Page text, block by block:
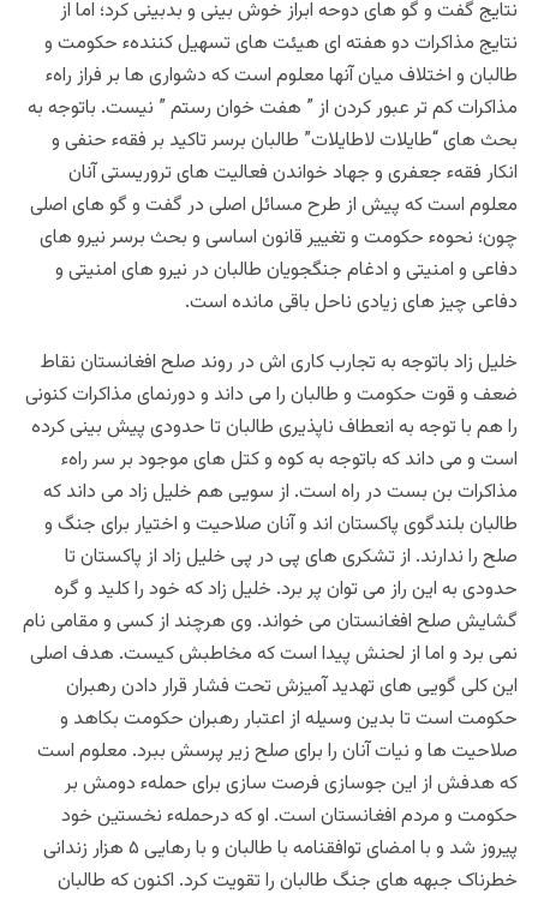
نتایج گفت و گو های دوحه ابراز خوش بینی و بدبینی کرد؛ اما از
نتایج مذاکرات دو هفته ای هیئت های تسهیل کنندهء حکومت و
طالبان و اختلاف میان آنها معلوم است که دشواری ها بر فراز راهء
مذاکرات کم تر عبور کردن از ” هفت خوان رستم ” نیست. باتوجه به
بحث های “طایلات لاطایلات” طالبان برسر تاکید بر فقهء حنفی و
انکار فقهء جعفری و جهاد خواندن فعالیت های تروریستی آنان
معلوم است که پیش از طرح مسائل اصلی در گفت و گو های اصلی
چون؛ نحوهء حکومت و تغییر قانون اساسی و بحث برسر نیرو های
دفاعی و امنیتی و ادغام جنگجویان طالبان در نیرو های امنیتی و
دفاعی چیز های زیادی ناحل باقی مانده است.
خلیل زاد باتوجه به تجارب کاری اش در روند صلح افغانستان نقاط
ضعف و قوت حکومت و طالبان را می داند و دورنمای مذاکرات کنونی
را هم با توجه به انعطاف ناپذیری طالبان تا حدودی پیش بینی کرده
است و می داند که باتوجه به کوه و کتل های موجود بر سر راهء
مذاکرات بن بست در راه است. از سویی هم خلیل زاد می داند که
طالبان بلندگوی پاکستان اند و آنان صلاحیت و اختیار برای جنگ و
صلح را ندارند. از تشکری های پی در پی خلیل زاد از پاکستان تا
حدودی به این راز می توان پر برد. خلیل زاد که خود را کلید و گره
گشایش صلح افغانستان می خواند. وی هرچند از کسی و مقامی نام
نمی برد و اما از لحنش پیدا است که مخاطبش کیست. هدف اصلی
این کلی گویی های تهدید آمیزش تحت فشار قرار دادن رهبران
حکومت است تا بدین وسیله از اعتبار رهبران حکومت بکاهد و
صلاحیت ها و نیات آنان را برای صلح زیر پرسش ببرد. معلوم است
که هدفش از این جوسازی فرصت سازی برای حملهء دومش بر
حکومت و مردم افغانستان است. او که درحملهء نخستین خود
پیروز شد و با امضای توافقنامه با طالبان و با رهایی ۵ هزار زندانی
خطرناک جبهه های جنگ طالبان را تقویت کرد. اکنون که طالبان